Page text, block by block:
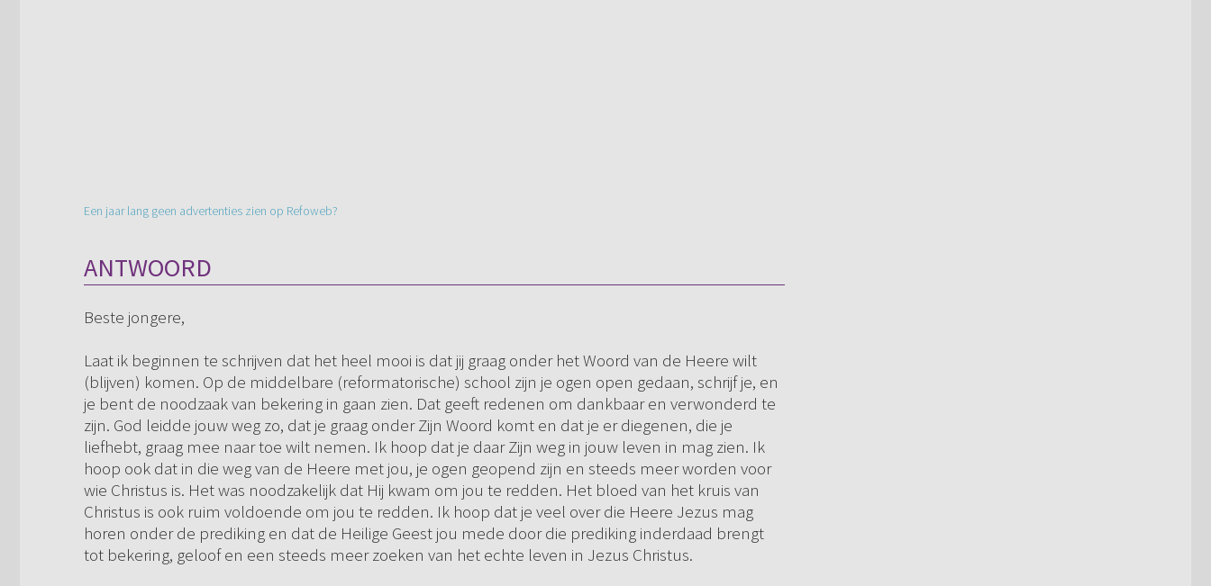
Een jaar lang geen advertenties zien op Refoweb?
ANTWOORD
Beste jongere,
Laat ik beginnen te schrijven dat het heel mooi is dat jij graag onder het Woord van de Heere wilt
(blijven) komen. Op de middelbare (reformatorische) school zijn je ogen open gedaan, schrijf je, en
je bent de noodzaak van bekering in gaan zien. Dat geeft redenen om dankbaar en verwonderd te
zijn. God leidde jouw weg zo, dat je graag onder Zijn Woord komt en dat je er diegenen, die je
liefhebt, graag mee naar toe wilt nemen. Ik hoop dat je daar Zijn weg in jouw leven in mag zien. Ik
hoop ook dat in die weg van de Heere met jou, je ogen geopend zijn en steeds meer worden voor
wie Christus is. Het was noodzakelijk dat Hij kwam om jou te redden. Het bloed van het kruis van
Christus is ook ruim voldoende om jou te redden. Ik hoop dat je veel over die Heere Jezus mag
horen onder de prediking en dat de Heilige Geest jou mede door die prediking inderdaad brengt
tot bekering, geloof en een steeds meer zoeken van het echte leven in Jezus Christus.